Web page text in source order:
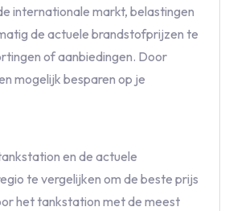
internationale markt, belastingen
de actuele brandstofprijzen te
of aanbiedingen. Door
mogelijk besparen op je
en de actuele
te vergelijken om de beste prijs
het tankstation met de meest